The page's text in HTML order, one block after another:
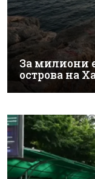
За милиони
острова на